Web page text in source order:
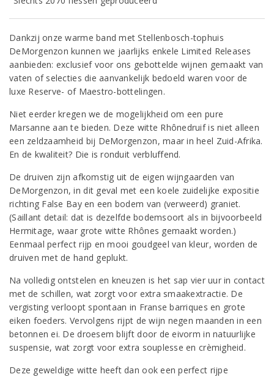
Dankzij onze warme band met Stellenbosch-tophuis
DeMorgenzon kunnen we jaarlijks enkele Limited Releases
aanbieden: exclusief voor ons gebottelde wijnen gemaakt van
vaten of selecties die aanvankelijk bedoeld waren voor de
luxe Reserve- of Maestro-bottelingen.
Niet eerder kregen we de mogelijkheid om een pure
Marsanne aan te bieden. Deze witte Rhônedruif is niet alleen
een zeldzaamheid bij DeMorgenzon, maar in heel Zuid-Afrika.
En de kwaliteit? Die is ronduit verbluffend.
De druiven zijn afkomstig uit de eigen wijngaarden van
DeMorgenzon, in dit geval met een koele zuidelijke expositie
richting False Bay en een bodem van (verweerd) graniet.
(Saillant detail: dat is dezelfde bodemsoort als in bijvoorbeeld
Hermitage, waar grote witte Rhônes gemaakt worden.)
Eenmaal perfect rijp en mooi goudgeel van kleur, worden de
druiven met de hand geplukt.
Na volledig ontstelen en kneuzen is het sap vier uur in contact
met de schillen, wat zorgt voor extra smaakextractie. De
vergisting verloopt spontaan in Franse barriques en grote
eiken foeders. Vervolgens rijpt de wijn negen maanden in een
betonnen ei. De droesem blijft door de eivorm in natuurlijke
suspensie, wat zorgt voor extra souplesse en crèmigheid.
Deze geweldige witte heeft dan ook een perfect rijpe